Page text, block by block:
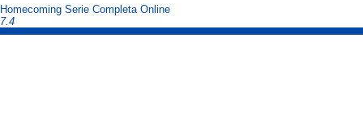
Homecoming Serie Completa Online
7.4